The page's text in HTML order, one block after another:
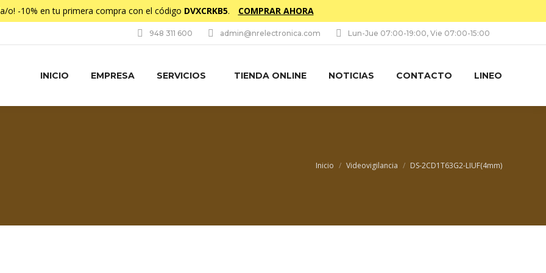
o! -10% en tu primera compra con el código DVXCRKB5. COMPRAR AHORA
948 311 600 admin@nrelectronica.com Lun-Jue 07:00-19:00, Vie 07:00-15:00
INICIO EMPRESA SERVICIOS TIENDA ONLINE NOTICIAS CONTACTO LINEO
Estás aquí:
Inicio Videovigilancia DS-2CD1T63G2-LIUF(4mm)